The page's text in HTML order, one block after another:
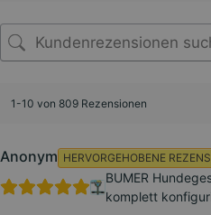
1-10 von 809 Rezensionen
Anonym HERVORGEHOBENE
BUMER
komplett